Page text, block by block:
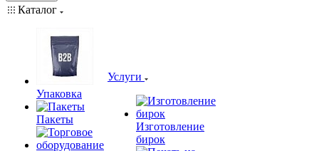
Каталог
Упаковка
Пакеты
Услуги
Изготовление
бирок